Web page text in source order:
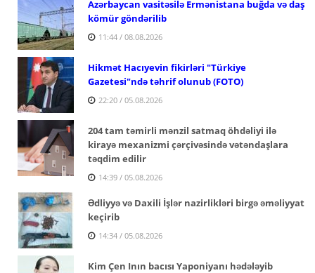
Azərbaycan vasitəsilə Ermənistana buğda və daş
kömür göndərilib
11:44 / 08.08.2026
Hikmət Hacıyevin fikirləri "Türkiye
Gazetesi"ndə təhrif olunub (FOTO)
22:20 / 05.08.2026
204 tam təmirli mənzil satmaq öhdəliyi ilə
kirayə mexanizmi çərçivəsində vətəndaşlara
təqdim edilir
14:39 / 05.08.2026
Ədliyyə və Daxili İşlər nazirlikləri birgə əməliyyat
keçirib
14:34 / 05.08.2026
Kim Çen Inın bacısı Yaponiyanı hədələyib